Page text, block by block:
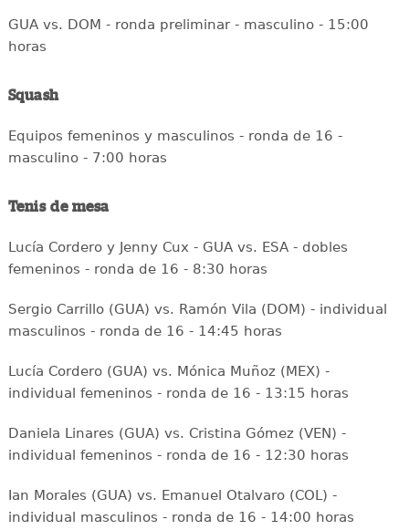
GUA vs. DOM - ronda preliminar - masculino - 15:00
horas
Squash
Equipos femeninos y masculinos - ronda de 16 -
masculino - 7:00 horas
Tenis de mesa
Lucía Cordero y Jenny Cux - GUA vs. ESA - dobles
femeninos - ronda de 16 - 8:30 horas
Sergio Carrillo (GUA) vs. Ramón Vila (DOM) - individual
masculinos - ronda de 16 - 14:45 horas
Lucía Cordero (GUA) vs. Mónica Muñoz (MEX) -
individual femeninos - ronda de 16 - 13:15 horas
Daniela Linares (GUA) vs. Cristina Gómez (VEN) -
individual femeninos - ronda de 16 - 12:30 horas
Ian Morales (GUA) vs. Emanuel Otalvaro (COL) -
individual masculinos - ronda de 16 - 14:00 horas